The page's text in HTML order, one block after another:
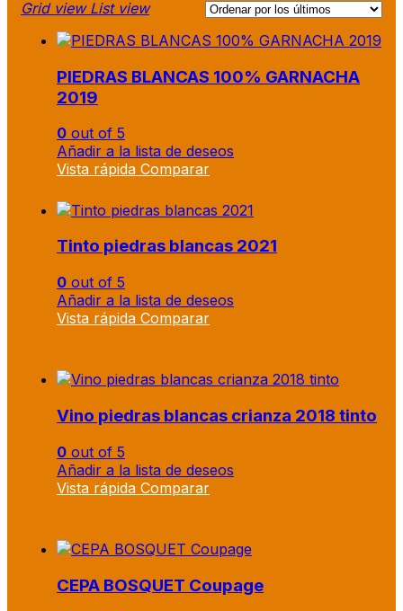
Grid view List view
PIEDRAS BLANCAS 100% GARNACHA
2019
0 out of 5
Añadir a la lista de deseos
Vista rápida Comparar
Tinto piedras blancas 2021
0 out of 5
Añadir a la lista de deseos
Vista rápida Comparar
Vino piedras blancas crianza 2018 tinto
0 out of 5
Añadir a la lista de deseos
Vista rápida Comparar
CEPA BOSQUET Coupage